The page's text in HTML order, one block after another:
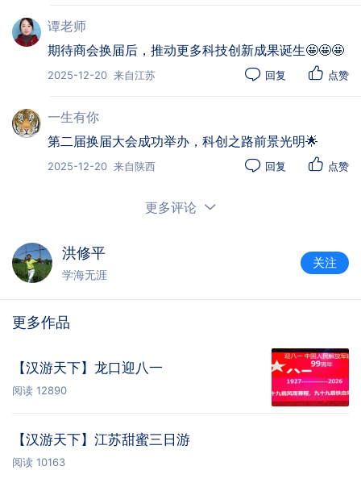
年，由中贝通信集团股份有限公司副总裁李云提议发
起，经江汉区委、区政府关心支持及相关部门指导筹
备成立。根据《社会团体登记管理条例》和《商会章
照《湖北省社会团体换届规范指引》要求，完成了任
期审计、候选人审核审批、社会公示等全流程工作，
确保换届程序合法合规、公开透明。上一届商会拥有
单位会员63家，本次换届大会共有56名会员（代
表）参会，依法行使民主权利、履行会员义务。
换届选举结束后，与会代表开展互动交流。大家
一致期盼，新一届领导机构尽快谋划五年任期发展规
划，以“共享、共谋、共赢”为核心抓手，以“勇于创
新、追求卓越”为发展动力，聚焦“AI技术”“算力应用”
等前沿领域，充分彰显江汉卓越城区的科技优势与引
领作用，助力会员企业在科技创新浪潮中实现高质量
发展，为区域科创生态建设注入更强活力。
谭老师
期待商会换届后，推动更多科技创新成果诞生🤩🤩🤩
2025-12-20 来自江苏 回复 点赞
一生有你
第二届换届大会成功举办，科创之路前景光明🌟
2025-12-20 来自陕西 回复 点赞
更多评论
洪修平
学海无涯
关注
更多作品
【汉游天下】龙口迎八一
阅读 12890
【汉游天下】江苏甜蜜三日游
阅读 10163